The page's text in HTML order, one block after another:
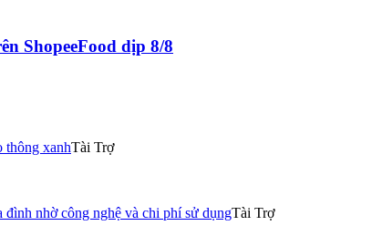
ShopeeFood dịp 8/8
thông xanhTài Trợ
nhờ công nghệ và chi phí sử dụngTài Trợ